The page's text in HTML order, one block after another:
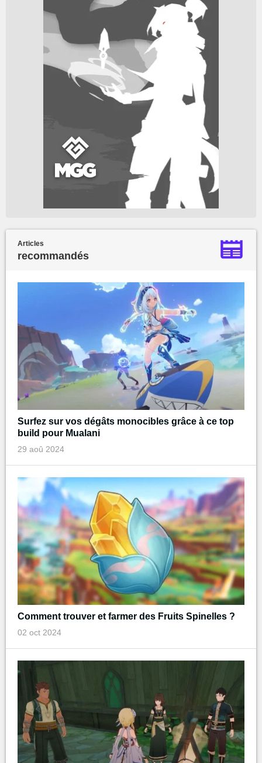
Articles
recommandés
Surfez sur vos dégâts monocibles grâce à ce top
build pour Mualani
29 aoû 2024
Comment trouver et farmer des Fruits Spinelles ?
02 oct 2024